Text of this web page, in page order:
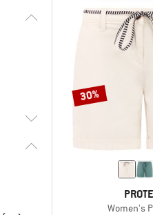
30%
Women's